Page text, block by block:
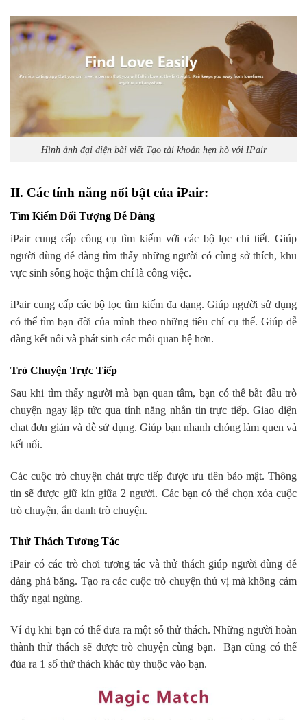
Hình ảnh đại diện bài viết Tạo tài khoản hẹn hò với IPair
II. Các tính năng nổi bật của iPair:
Tìm Kiếm Đối Tượng Dễ Dàng
iPair cung cấp công cụ tìm kiếm với các bộ lọc chi tiết. Giúp
người dùng dễ dàng tìm thấy những người có cùng sở thích, khu
vực sinh sống hoặc thậm chí là công việc.
iPair cung cấp các bộ lọc tìm kiếm đa dạng. Giúp người sử dụng
có thể tìm bạn đời của mình theo những tiêu chí cụ thể. Giúp dễ
dàng kết nối và phát sinh các mối quan hệ hơn.
Trò Chuyện Trực Tiếp
Sau khi tìm thấy người mà bạn quan tâm, bạn có thể bắt đầu trò
chuyện ngay lập tức qua tính năng nhắn tin trực tiếp. Giao diện
chat đơn giản và dễ sử dụng. Giúp bạn nhanh chóng làm quen và
kết nối.
Các cuộc trò chuyện chát trực tiếp được ưu tiên bảo mật. Thông
tin sẽ được giữ kín giữa 2 người. Các bạn có thể chọn xóa cuộc
trò chuyện, ẩn danh trò chuyện.
Thử Thách Tương Tác
iPair có các trò chơi tương tác và thử thách giúp người dùng dễ
dàng phá băng. Tạo ra các cuộc trò chuyện thú vị mà không cảm
thấy ngại ngùng.
Ví dụ khi bạn có thể đưa ra một số thử thách. Những người hoàn
thành thử thách sẽ được trò chuyện cùng bạn. Bạn cũng có thể
đủa ra 1 số thử thách khác tùy thuộc vào bạn.